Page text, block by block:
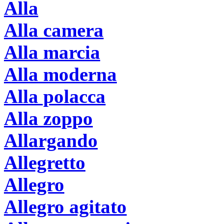
Alla
Alla camera
Alla marcia
Alla moderna
Alla polacca
Alla zoppo
Allargando
Allegretto
Allegro
Allegro agitato